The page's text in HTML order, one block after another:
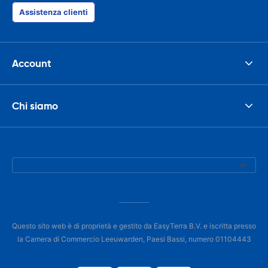
Assistenza clienti
Account
Chi siamo
Questo sito web è di proprietà e gestito da EasyTerra B.V. e iscritta presso
la Camera di Commercio Leeuwarden, Paesi Bassi, numero 01104443